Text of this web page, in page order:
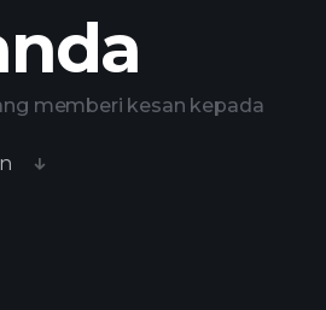
memberi kesan kepada